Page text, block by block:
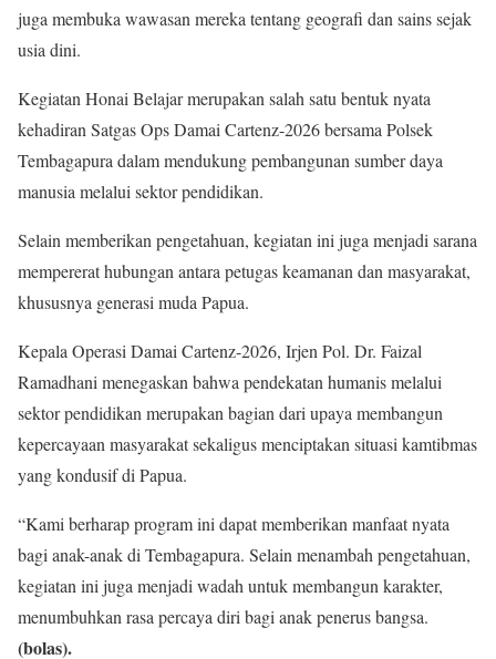
juga membuka wawasan mereka tentang geografi dan sains sejak
usia dini.
Kegiatan Honai Belajar merupakan salah satu bentuk nyata
kehadiran Satgas Ops Damai Cartenz-2026 bersama Polsek
Tembagapura dalam mendukung pembangunan sumber daya
manusia melalui sektor pendidikan.
Selain memberikan pengetahuan, kegiatan ini juga menjadi sarana
mempererat hubungan antara petugas keamanan dan masyarakat,
khususnya generasi muda Papua.
Kepala Operasi Damai Cartenz-2026, Irjen Pol. Dr. Faizal
Ramadhani menegaskan bahwa pendekatan humanis melalui
sektor pendidikan merupakan bagian dari upaya membangun
kepercayaan masyarakat sekaligus menciptakan situasi kamtibmas
yang kondusif di Papua.
“Kami berharap program ini dapat memberikan manfaat nyata
bagi anak-anak di Tembagapura. Selain menambah pengetahuan,
kegiatan ini juga menjadi wadah untuk membangun karakter,
menumbuhkan rasa percaya diri bagi anak penerus bangsa.
(bolas).